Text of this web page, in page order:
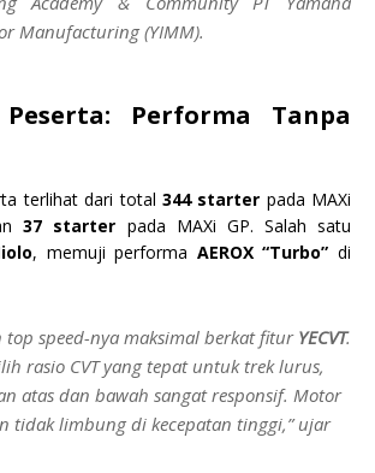
Manufacturing (YIMM).
Performa Tanpa
terlihat dari total 344 starter pada MAXi
37 starter pada MAXi GP. Salah satu
, memuji performa AEROX “Turbo” di
top speed-nya maksimal berkat fitur YECVT.
rasio CVT yang tepat untuk trek lurus,
atas dan bawah sangat responsif. Motor
tidak limbung di kecepatan tinggi,” ujar